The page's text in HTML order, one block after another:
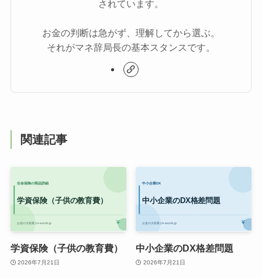
されています。
お金の判断は急がず、理解してから選ぶ。
それがマネ辞局長の基本スタンスです。
関連記事
学資保険（子供の教育費）
2026年7月21日
中小企業のDX格差問題
2026年7月21日